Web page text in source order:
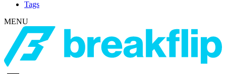
Tags
MENU